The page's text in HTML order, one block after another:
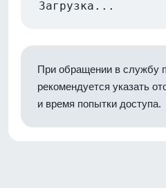
Загрузка...
При обращении в службу
рекомендуется указать
и время попытки доступа.